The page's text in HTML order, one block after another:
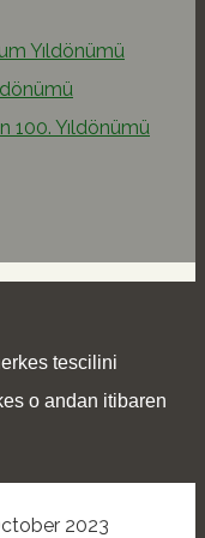
Yıldönümü
100. Yıldönümü
tescilini
o andan itibaren
2023